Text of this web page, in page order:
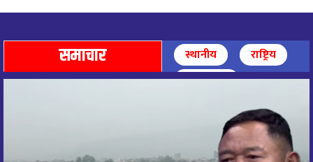
७
८ महिना अघि
८
आज पाथिभारा माताको दर्शन गरि, दिनको सुरुवात गर्दै,
आज माताभगवती जगज्जननी पाथिभरादेवीको दर्शन गरि
समाचार स्थानीय
राष्ट्रिय
अन्तर्राष्ट्रिय